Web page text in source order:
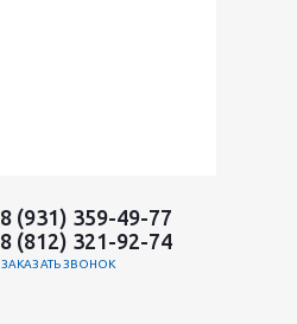
8 (931) 359-49-77
8 (812) 321-92-74
ЗАКАЗАТЬ ЗВОНОК